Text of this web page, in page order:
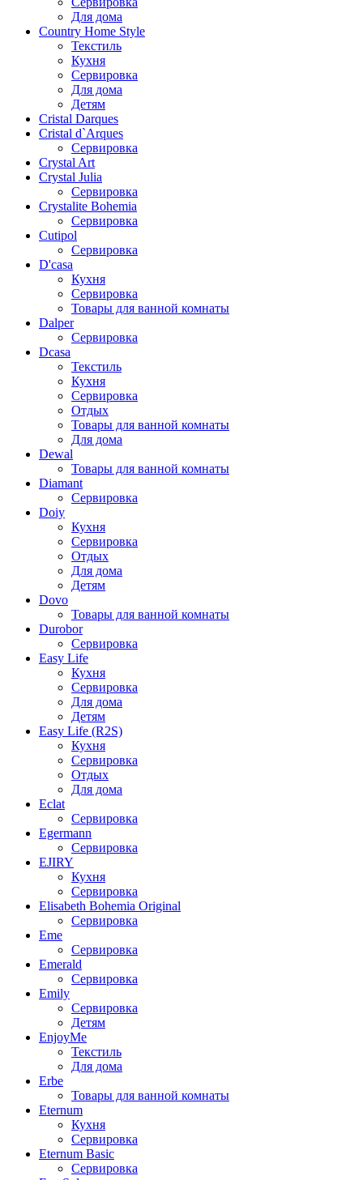
Для дома
Country Home Style
Текстиль
Кухня
Сервировка
Для дома
Детям
Cristal Darques
Cristal d`Arques
Сервировка
Crystal Art
Crystal Julia
Сервировка
Crystalite Bohemia
Сервировка
Cutipol
Сервировка
D'casa
Кухня
Сервировка
Товары для ванной комнаты
Dalper
Сервировка
Dcasa
Текстиль
Кухня
Сервировка
Отдых
Товары для ванной комнаты
Для дома
Dewal
Товары для ванной комнаты
Diamant
Сервировка
Doiy
Кухня
Сервировка
Отдых
Для дома
Детям
Dovo
Товары для ванной комнаты
Durobor
Сервировка
Easy Life
Кухня
Сервировка
Для дома
Детям
Easy Life (R2S)
Кухня
Сервировка
Отдых
Для дома
Eclat
Сервировка
Egermann
Сервировка
EJIRY
Кухня
Сервировка
Elisabeth Bohemia Original
Сервировка
Eme
Сервировка
Emerald
Сервировка
Emily
Сервировка
Детям
EnjoyMe
Текстиль
Для дома
Erbe
Товары для ванной комнаты
Eternum
Кухня
Сервировка
Eternum Basic
Сервировка